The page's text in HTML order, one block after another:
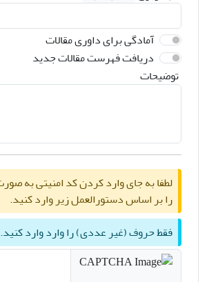
آمادگی برای داوری مقالات
دریافت فهرست مقالات جدید
توضیحات
را بر اساس دستورالعمل زیر وارد کنید.
فقط حروف (غیر عددی) را وارد وارد کنید.